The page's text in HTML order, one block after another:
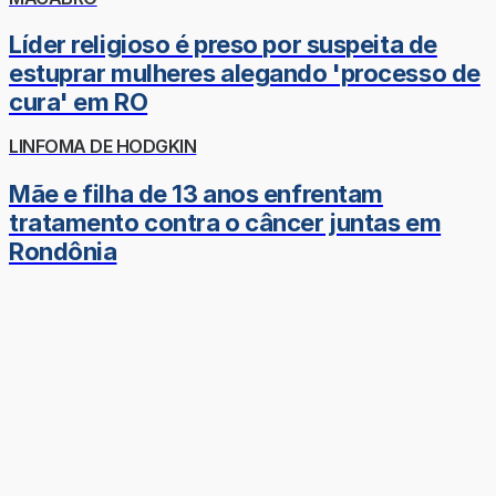
Líder religioso é preso por suspeita de
estuprar mulheres alegando 'processo de
cura' em RO
LINFOMA DE HODGKIN
Mãe e filha de 13 anos enfrentam
tratamento contra o câncer juntas em
Rondônia